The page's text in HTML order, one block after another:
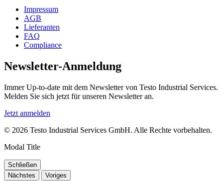
Impressum
AGB
Lieferanten
FAQ
Compliance
Newsletter-Anmeldung
Immer Up-to-date mit dem Newsletter von Testo Industrial Services.
Melden Sie sich jetzt für unseren Newsletter an.
Jetzt anmelden
© 2026 Testo Industrial Services GmbH. Alle Rechte vorbehalten.
Modal Title
Schließen
Nächstes
Voriges